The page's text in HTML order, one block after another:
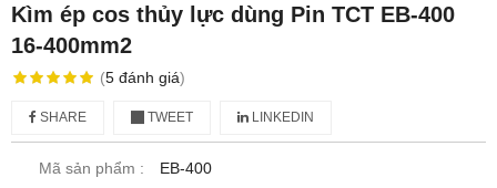
Kìm ép cos thủy lực dùng Pin TCT EB-400
16-400mm2
(5 đánh giá)
SHARE TWEET LINKEDIN
Mã sản phẩm :
EB-400